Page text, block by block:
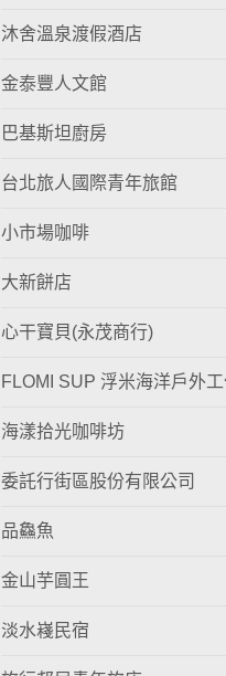
沐舍溫泉渡假酒店
金泰豐人文館
巴基斯坦廚房
台北旅人國際青年旅館
小市場咖啡
大新餅店
心干寶貝(永茂商行)
FLOMI SUP 浮米海洋戶外
海漾拾光咖啡坊
委託行街區股份有限公司
品鱻魚
金山芋圓王
淡水嶘民宿